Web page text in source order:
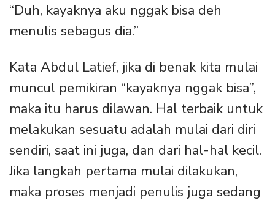
“Duh, kayaknya aku nggak bisa deh
menulis sebagus dia.”
Kata Abdul Latief, jika di benak kita mulai
muncul pemikiran “kayaknya nggak bisa”,
maka itu harus dilawan. Hal terbaik untuk
melakukan sesuatu adalah mulai dari diri
sendiri, saat ini juga, dan dari hal-hal kecil.
Jika langkah pertama mulai dilakukan,
maka proses menjadi penulis juga sedang